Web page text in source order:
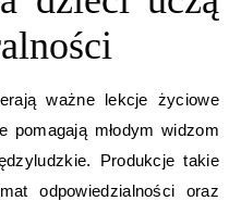
ważne lekcje życiowe
pomagają młodym widzom
Produkcje takie
odpowiedzialności oraz